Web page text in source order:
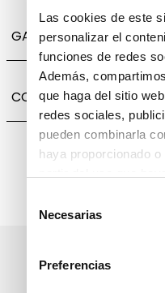
Las cookies de este
personalizar el
funciones de redes
Además,
que haga del sitio
redes sociales,
pueden combinarla
haya proporcionado
deNecesarias
Preferencias
GARANTÍA, CAMBIOS Y
COMPARTIR
Suscríbete